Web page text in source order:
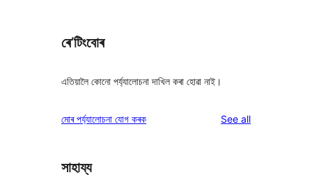
ৰে’টিংবোৰ
এতিয়ালৈ কোনো পৰ্য্যালোচনা দাখিল কৰা হোৱা নাই।
মোৰ পৰ্য্যালোচনা যোগ কৰক See allreviews
সাহায্য